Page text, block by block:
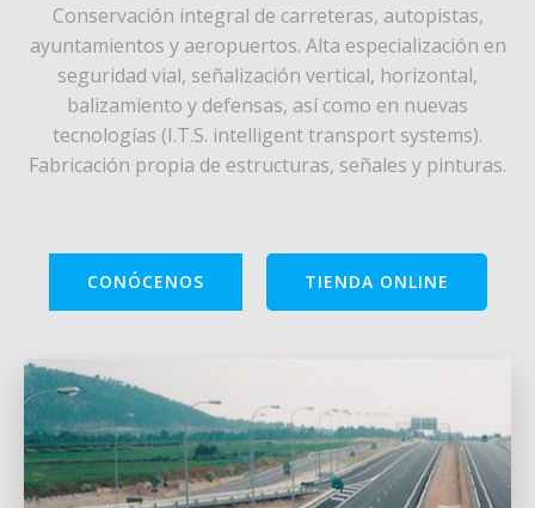
Conservación integral de carreteras, autopistas,
ayuntamientos y aeropuertos. Alta especialización en
seguridad vial, señalización vertical, horizontal,
balizamiento y defensas, así como en nuevas
tecnologías (I.T.S. intelligent transport systems).
Fabricación propia de estructuras, señales y pinturas.
CONÓCENOS TIENDA ONLINE